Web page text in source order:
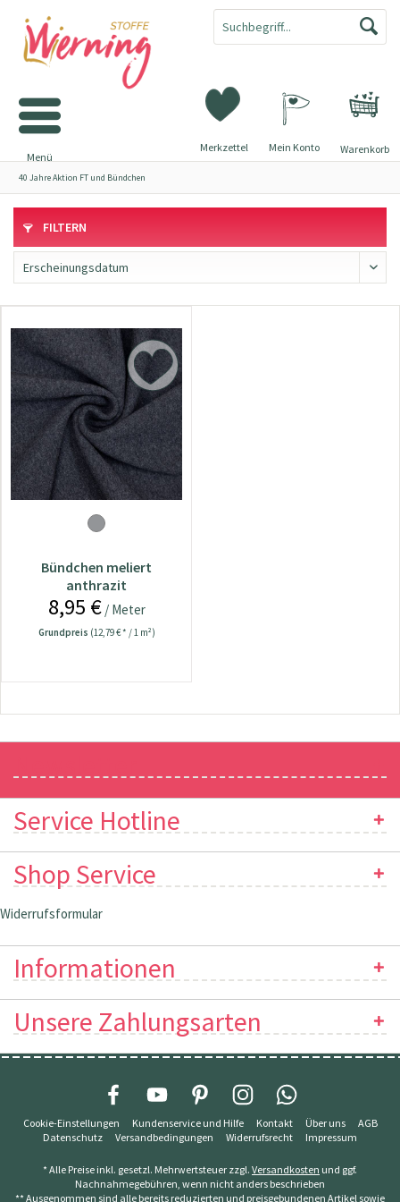
Warenkorb
Merkzettel Mein Konto
Menü
40 Jahre Aktion FT und Bündchen
FILTERN
Bündchen meliert
anthrazit
8,95 €/ Meter
Grundpreis (12,79 € * / 1 m²)
Service Hotline
Shop Service
Widerrufsformular
Informationen
Unsere Zahlungsarten
Cookie-Einstellungen Kundenservice und Hilfe Kontakt Über uns
AGB
Datenschutz
Versandbedingungen Widerrufsrecht Impressum
* Alle Preise inkl. gesetzl. Mehrwertsteuer zzgl. Versandkosten und ggf.
Nachnahmegebühren, wenn nicht anders beschrieben
** Ausgenommen sind alle bereits reduzierten und preisgebundenen Artikel sowie